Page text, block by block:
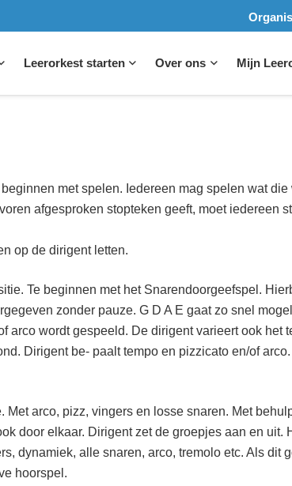
Leerorkest starten Over ons Mijn
met spelen. Iedereen mag spelen wat
afgesproken stopteken geeft, moet iedereen
op de dirigent letten.
Te beginnen met het Snarendoorgeefspel.
zonder pauze. G D A E gaat zo snel
arco wordt gespeeld. De dirigent varieert ook het
Dirigent be- paalt tempo en pizzicato en/of
arco, pizz, vingers en losse snaren. Met
door elkaar. Dirigent zet de groepjes aan en uit.
dynamiek, alle snaren, arco, tremolo etc. Als dit
hoorspel.